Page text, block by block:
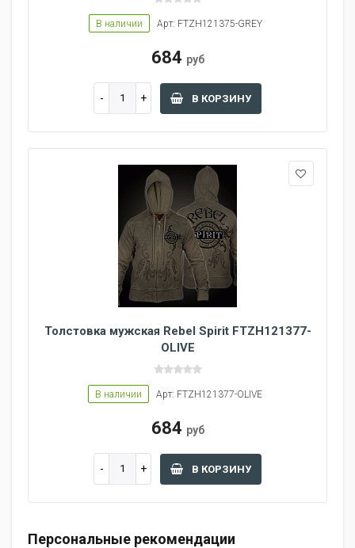
В наличии Арт: FTZH121375-GREY
684 руб
В КОРЗИНУ
Толстовка мужская Rebel Spirit FTZH121377-
OLIVE
В наличии Арт: FTZH121377-OLIVE
684 руб
В КОРЗИНУ
Персональные рекомендации